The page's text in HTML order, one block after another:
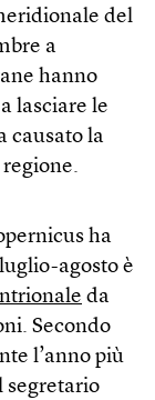
del
a
hanno
lasciare le
causato la
ha
agosto è
da
Secondo
l’anno più
segretario